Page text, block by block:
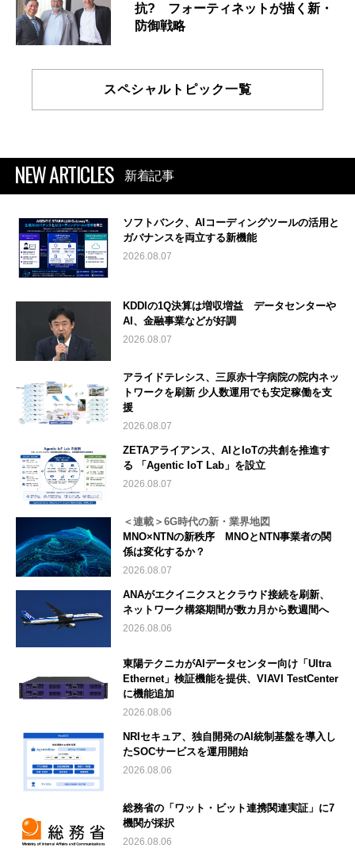
抗? フォーティネットが描く新・
防御戦略
スペシャルトピック一覧
NEW ARTICLES 新着記事
ソフトバンク、AIコーディングツールの活用と
ガバナンスを両立する新機能
2026.08.07
KDDIの1Q決算は増収増益 データセンターや
AI、金融事業などが好調
2026.08.07
アライドテレシス、三原赤十字病院の院内ネッ
トワークを刷新 少人数運用でも安定稼働を支
援
2026.08.07
ZETAアライアンス、AIとIoTの共創を推進す
る 「Agentic IoT Lab」を設立
2026.08.07
＜連載＞6G時代の新・業界地図
MNO×NTNの新秩序 MNOとNTN事業者の関
係は変化するか？
2026.08.07
ANAがエクイニクスとクラウド接続を刷新、
ネットワーク構築期間が数カ月から数週間へ
2026.08.06
東陽テクニカがAIデータセンター向け「Ultra
Ethernet」検証機能を提供、VIAVI TestCenter
に機能追加
2026.08.06
NRIセキュア、独自開発のAI統制基盤を導入し
たSOCサービスを運用開始
2026.08.06
総務省の「ワット・ビット連携関連実証」に7
機関が採択
2026.08.06